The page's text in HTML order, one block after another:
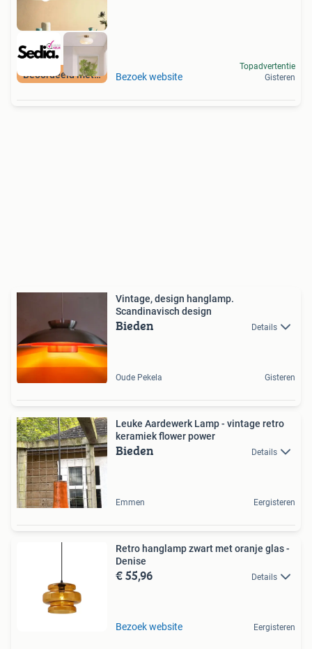
Beoordeeld met 9+ Bezoek website
Topadvertentie
Gisteren
Vintage, design hanglamp.
Scandinavisch design
Bieden Details
Oude Pekela Gisteren
Leuke Aardewerk Lamp - vintage retro
keramiek flower power
Bieden Details
Emmen Eergisteren
Retro hanglamp zwart met oranje glas -
Denise
€ 55,96 Details
Bezoek website Eergisteren